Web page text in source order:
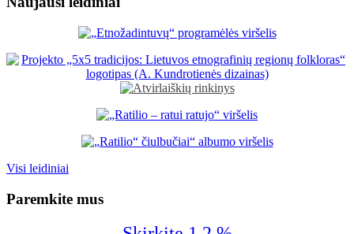
Visi leidiniai
Paremkite mus